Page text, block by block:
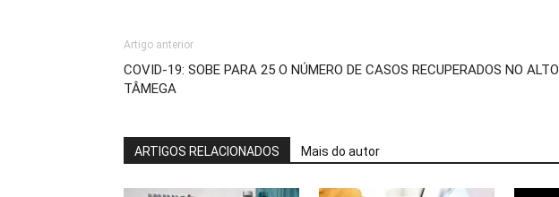
Artigo anterior
COVID-19: SOBE PARA 25 O NÚMERO DE CASOS RECUPERADOS NO ALTO
TÂMEGA
ARTIGOS RELACIONADOS Mais do autor